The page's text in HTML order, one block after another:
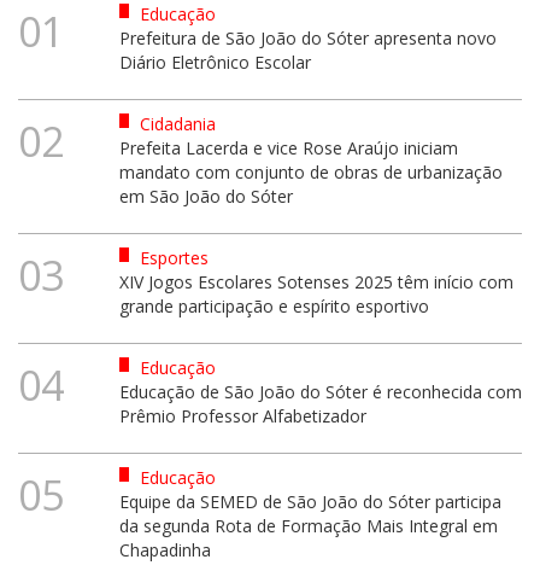
01
Educação
Prefeitura de São João do Sóter apresenta novo
Diário Eletrônico Escolar
02
Cidadania
Prefeita Lacerda e vice Rose Araújo iniciam
mandato com conjunto de obras de urbanização
em São João do Sóter
03
Esportes
XIV Jogos Escolares Sotenses 2025 têm início com
grande participação e espírito esportivo
04
Educação
Educação de São João do Sóter é reconhecida com
Prêmio Professor Alfabetizador
05
Educação
Equipe da SEMED de São João do Sóter participa
da segunda Rota de Formação Mais Integral em
Chapadinha